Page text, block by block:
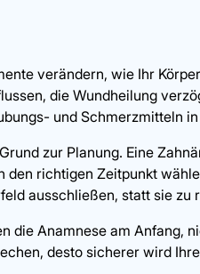
verändern, wie Ihr
die Wundheilung
und Schmerzmitteln
zur Planung. Eine
richtigen Zeitpunkt
ausschließen, statt sie zu
die Anamnese am Anfang,
desto sicherer wird